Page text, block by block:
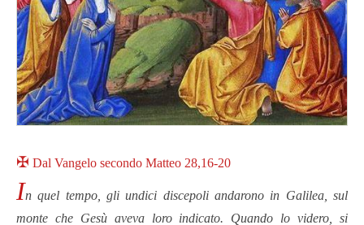
✠ Dal Vangelo secondo Matteo 28,16-20
In quel tempo, gli undici discepoli andarono in Galilea, sul
monte che Gesù aveva loro indicato. Quando lo videro, si